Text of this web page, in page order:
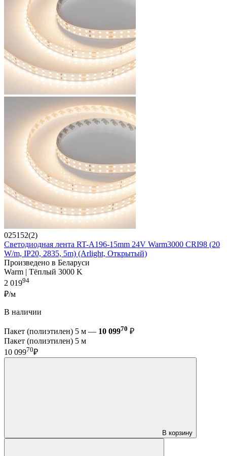
025152(2)
Светодиодная лента RT-A196-15mm 24V Warm3000 CRI98 (20
W/m, IP20, 2835, 5m) (Arlight, Открытый)
Произведено в Беларуси
Warm | Тёплый 3000 K
2 01994
₽/м
В наличии
Пакет (полиэтилен) 5 м — 10 09970 ₽
Пакет (полиэтилен) 5 м
10 09970₽
В корзину